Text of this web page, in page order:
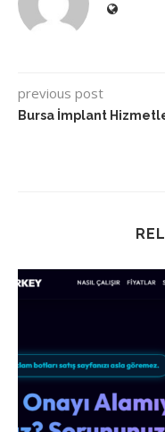
previous post
Bursa İmplant